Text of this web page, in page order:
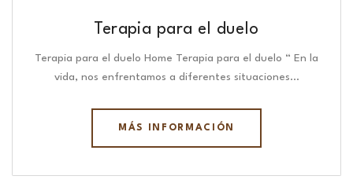
Terapia para el duelo
Terapia para el duelo Home Terapia para el duelo “ En la
vida, nos enfrentamos a diferentes situaciones…
MÁS INFORMACIÓN